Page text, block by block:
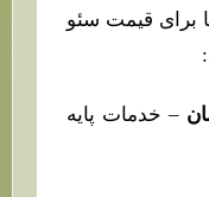
برای قیمت سئو
– خدمات پایه